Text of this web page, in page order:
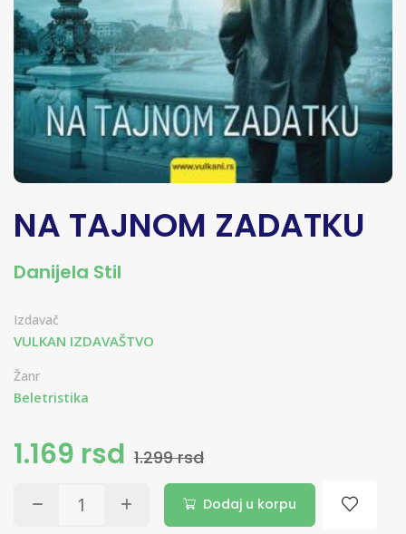
NA TAJNOM ZADATKU
Danijela Stil
Izdavač
VULKAN IZDAVAŠTVO
Žanr
Beletristika
1.169 rsd 1.299 rsd
Dodaj u korpu